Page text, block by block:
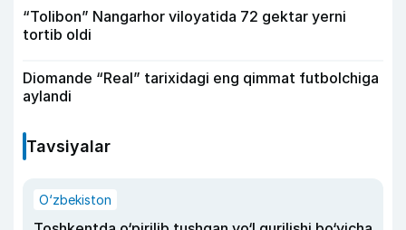
“Tolibon” Nangarhor viloyatida 72 gektar yerni
tortib oldi
Diomande “Real” tarixidagi eng qimmat futbolchiga
aylandi
Tavsiyalar
O‘zbekiston